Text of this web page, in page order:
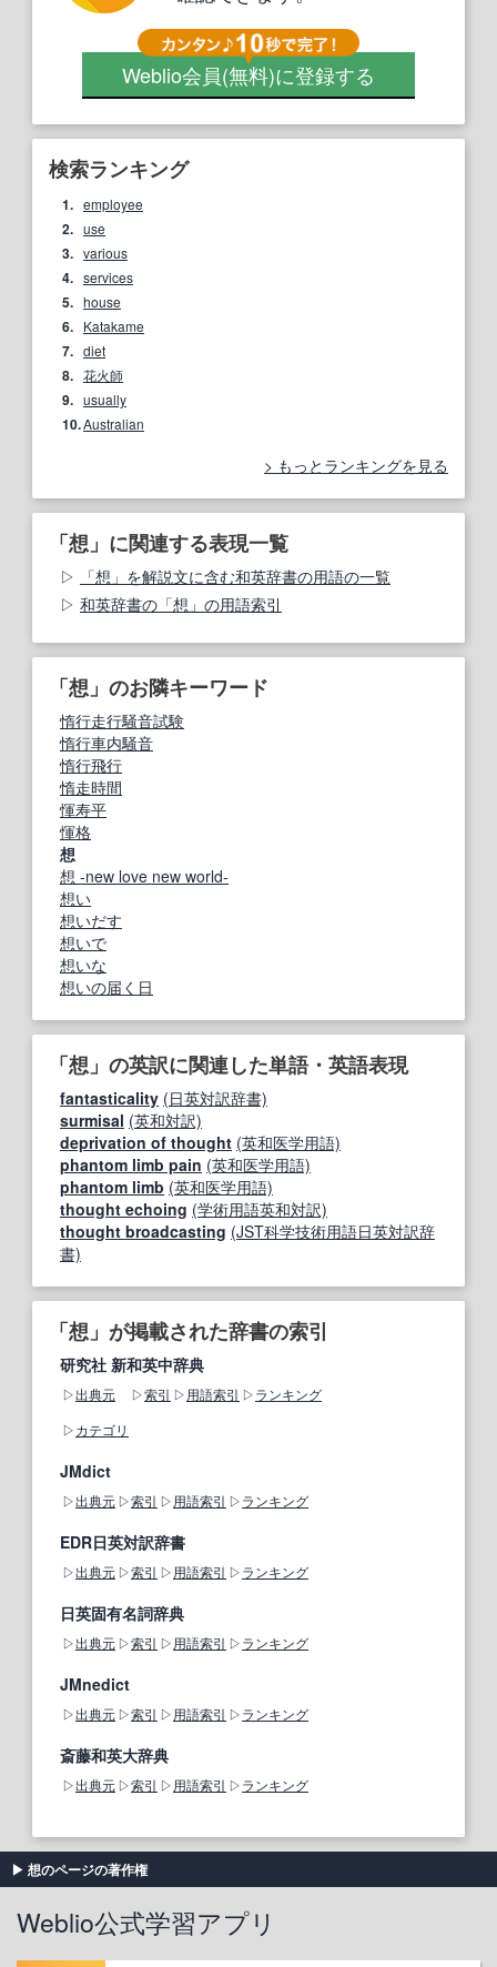
Weblio会員(無料)に登録する
検索ランキング
1. employee
2. use
3. various
4. services
5. house
6. Katakame
7. diet
8. 花火師
9. usually
10.Australian
もっとランキングを見る
「想」に関連する表現一覧
「想」を解説文に含む和英辞書の用語の一覧
和英辞書の「想」の用語索引
「想」のお隣キーワード
惰行走行騒音試験
惰行車内騒音
惰行飛行
惰走時間
惲寿平
惲格
想
想 -new love new world-
想い
想いだす
想いで
想いな
想いの届く日
「想」の英訳に関連した単語・英語表現
fantasticality (日英対訳辞書)
surmisal (英和対訳)
deprivation of thought (英和医学用語)
phantom limb pain (英和医学用語)
phantom limb (英和医学用語)
thought echoing (学術用語英和対訳)
thought broadcasting (JST科学技術用語日英対訳辞
書)
「想」が掲載された辞書の索引
研究社 新和英中辞典
出典元 索引 用語索引
ランキング
カテゴリ
JMdict
出典元 索引 用語索引 ランキング
EDR日英対訳辞書
出典元 索引 用語索引 ランキング
日英固有名詞辞典
出典元 索引 用語索引 ランキング
JMnedict
出典元 索引 用語索引 ランキング
斎藤和英大辞典
出典元 索引 用語索引 ランキング
想のページの著作権
Weblio公式学習アプリ